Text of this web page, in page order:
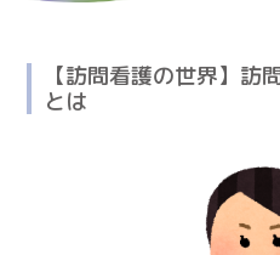
【訪問看護の世界】訪
とは